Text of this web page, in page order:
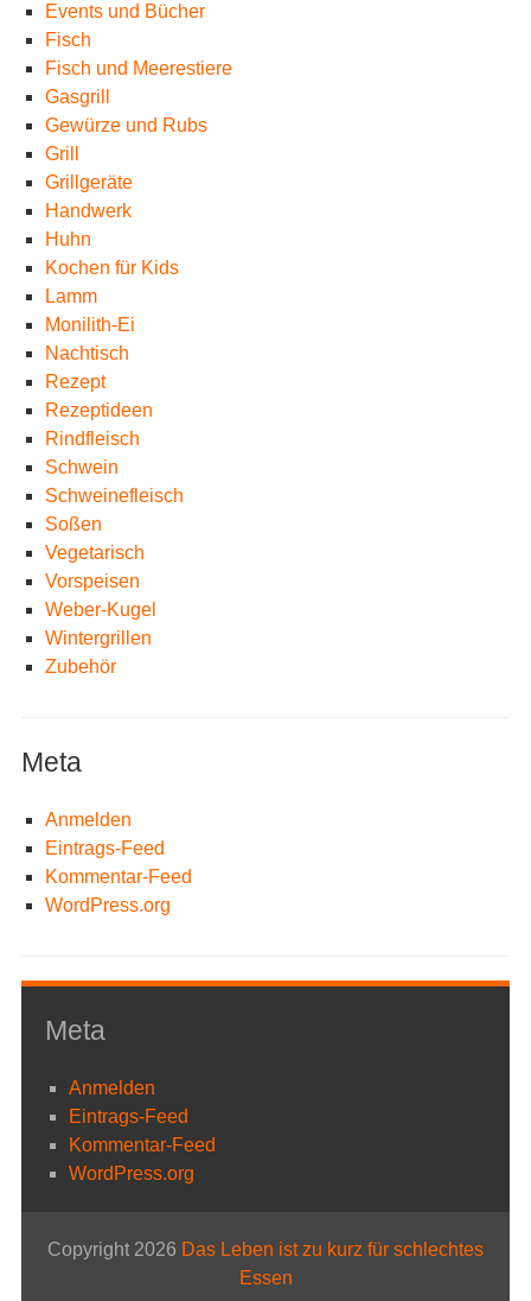
Events und Bücher
Fisch
Fisch und Meerestiere
Gasgrill
Gewürze und Rubs
Grill
Grillgeräte
Handwerk
Huhn
Kochen für Kids
Lamm
Monilith-Ei
Nachtisch
Rezept
Rezeptideen
Rindfleisch
Schwein
Schweinefleisch
Soßen
Vegetarisch
Vorspeisen
Weber-Kugel
Wintergrillen
Zubehör
Meta
Anmelden
Eintrags-Feed
Kommentar-Feed
WordPress.org
Meta
Anmelden
Eintrags-Feed
Kommentar-Feed
WordPress.org
Copyright 2026 Das Leben ist zu kurz für schlechtes
Essen